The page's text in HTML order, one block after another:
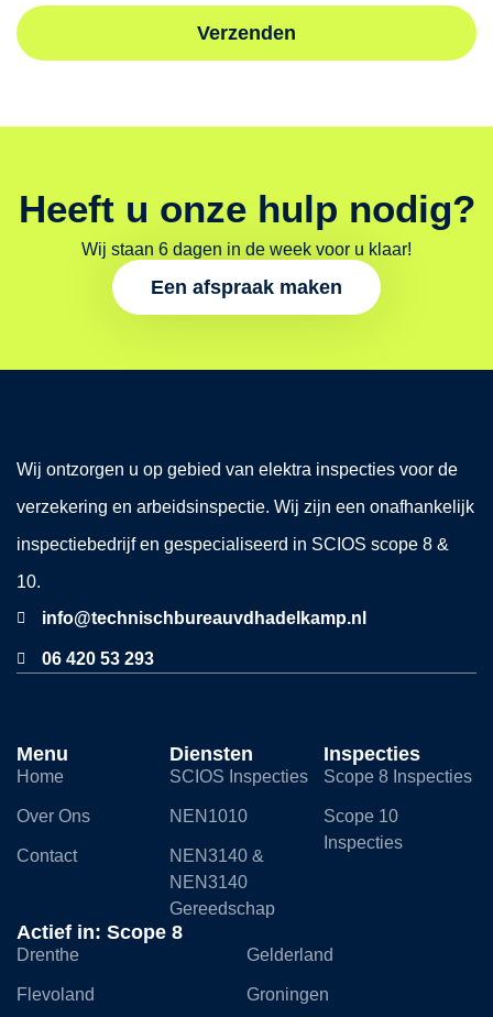
Verzenden
Heeft u onze hulp nodig?
Wij staan 6 dagen in de week voor u klaar!
Een afspraak maken
Wij ontzorgen u op gebied van elektra inspecties voor de
verzekering en arbeidsinspectie. Wij zijn een onafhankelijk
inspectiebedrijf en gespecialiseerd in SCIOS scope 8 &
10.
info@technischbureauvdhadelkamp.nl
06 420 53 293
Menu
Home
Over Ons
Contact
Diensten
SCIOS Inspecties
NEN1010
NEN3140 &
NEN3140
Gereedschap
Inspecties
Scope 8 Inspecties
Scope 10
Inspecties
Actief in: Scope 8
Drenthe
Flevoland
Gelderland
Groningen